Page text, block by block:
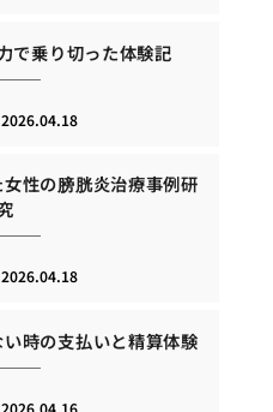
で乗り切った体験記
2026.04.18
性の膀胱炎治療事例研
2026.04.18
時の支払いと精算体験
2026.04.16